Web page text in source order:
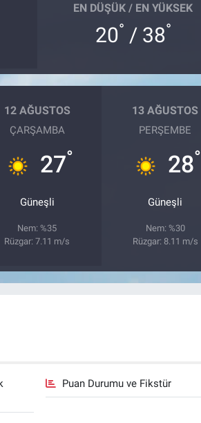
EN DÜŞÜK / EN YÜKSEK
20° / 38°
12 AĞUSTOS
ÇARŞAMBA
27°
Güneşli
Nem: %35
Rüzgar: 7.11 m/s
13 AĞUSTOS
PERŞEMBE
28°
Güneşli
Nem: %30
Rüzgar: 8.11 m/s
Puan Durumu ve Fikstür